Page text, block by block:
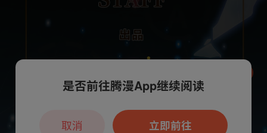
本章节仅支持App阅读，可打开App新用
户7天免费看
是否前往腾漫App继续阅读
立即前往
取消